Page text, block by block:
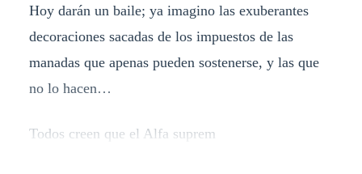
Hoy darán un baile; ya imagino las exuberantes
decoraciones sacadas de los impuestos de las
manadas que apenas pueden sostenerse, y las que
no lo hacen…
Todos creen que el Alfa suprem